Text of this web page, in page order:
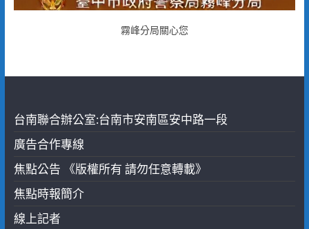
霧峰分局關心您
台南聯合辦公室:台南市安南區安中路一段
廣告合作專線
焦點公告 《版權所有 請勿任意轉載》
焦點時報簡介
線上記者